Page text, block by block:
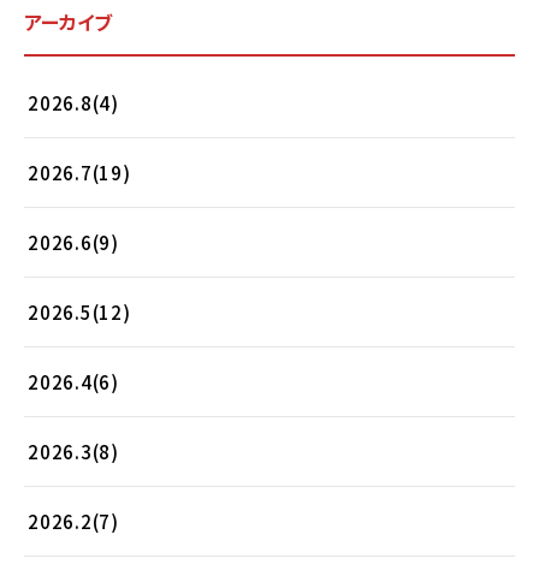
アーカイブ
2026.8(4)
2026.7(19)
2026.6(9)
2026.5(12)
2026.4(6)
2026.3(8)
2026.2(7)